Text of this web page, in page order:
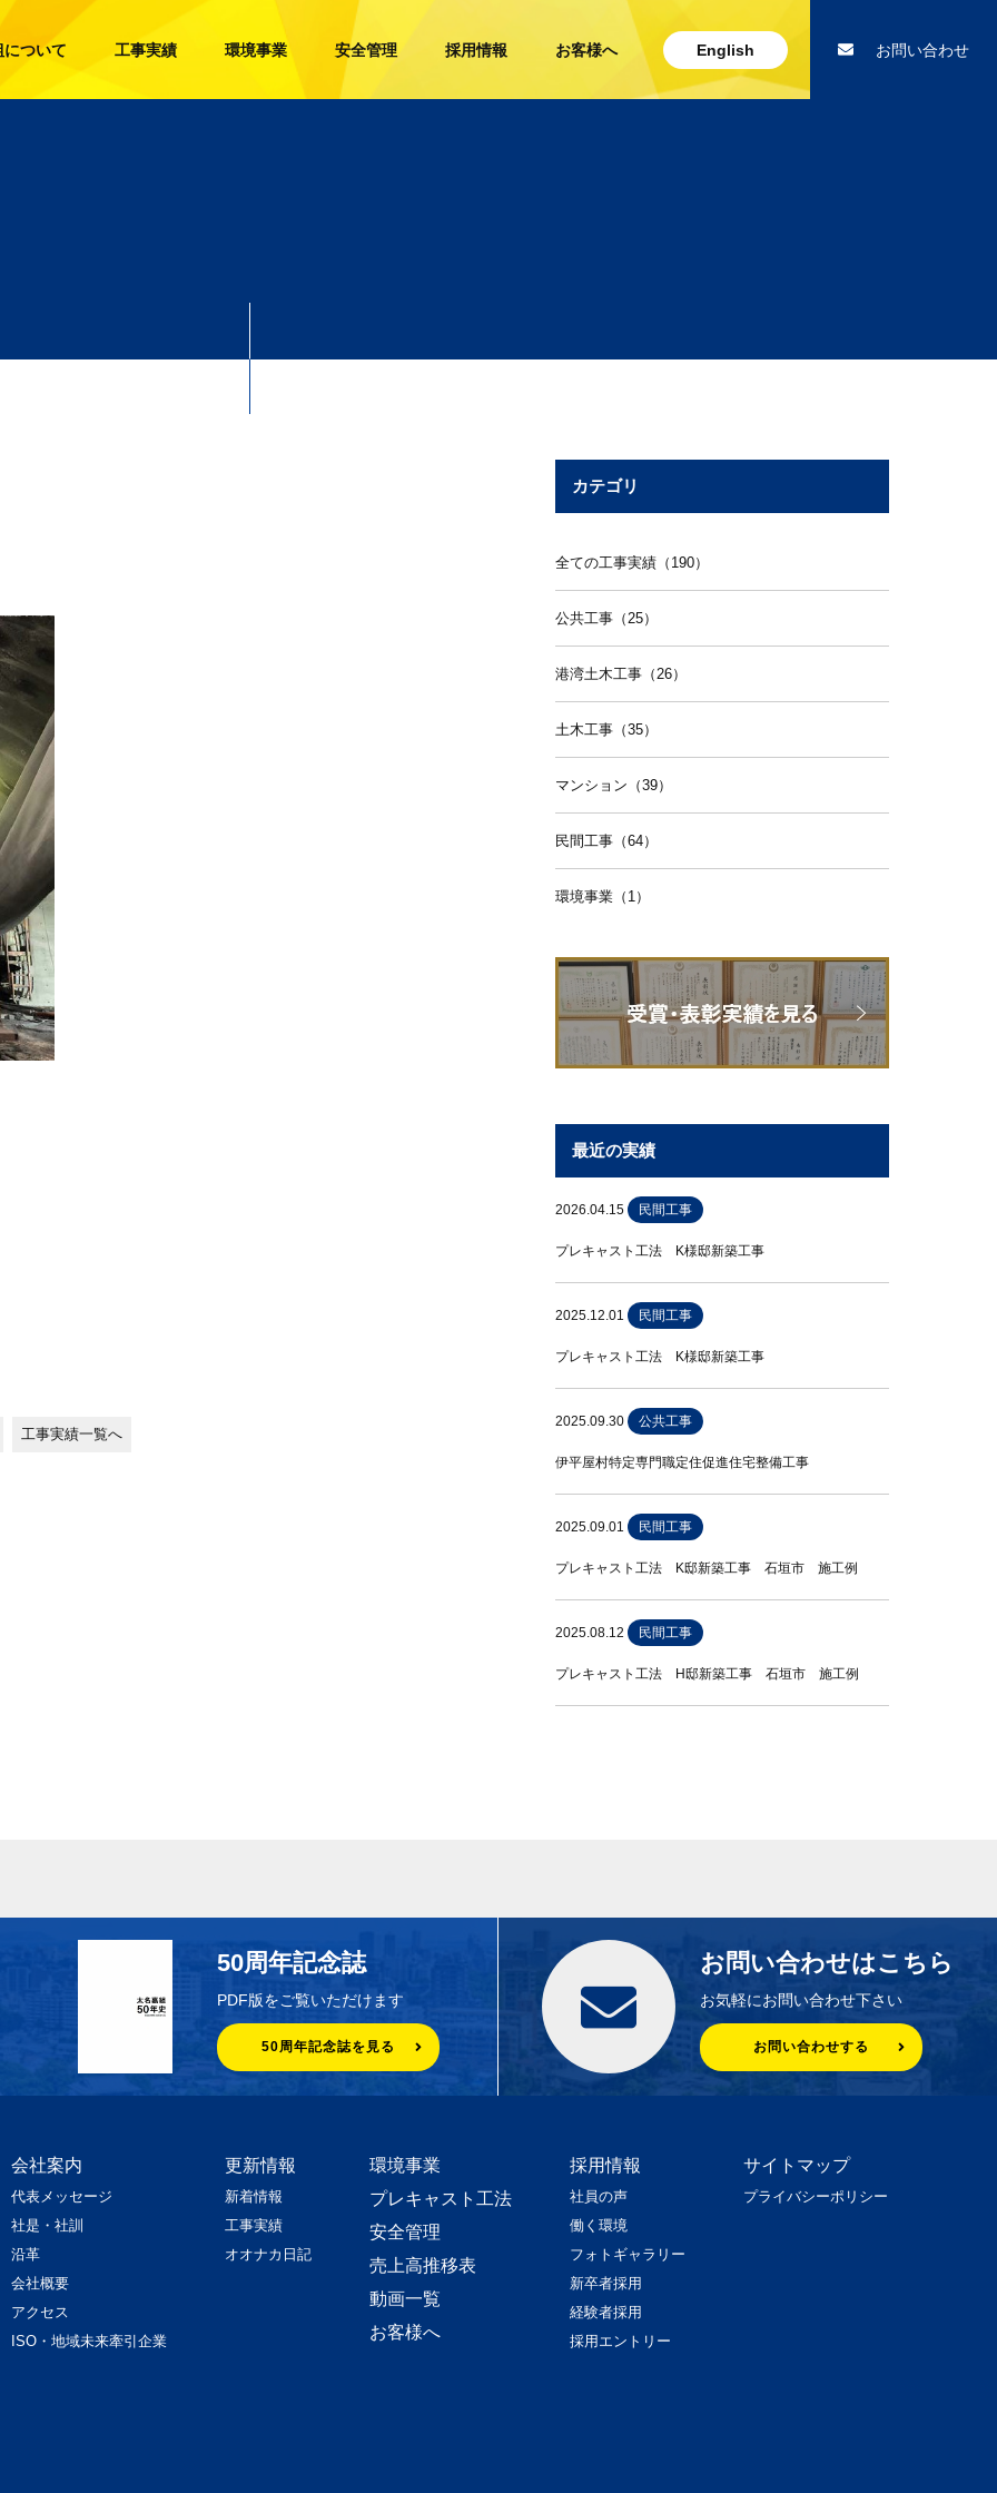
ついて 工事実績 環境事業 安全管理 採用情報 お客様へ English お問い合わせ
工事実績一覧へ
カテゴリ
全ての工事実績（190）
公共工事（25）
港湾土木工事（26）
土木工事（35）
マンション（39）
民間工事（64）
環境事業（1）
最近の実績
2026.04.15 民間工事
プレキャスト工法 K様邸新築工事
2025.12.01 民間工事
プレキャスト工法 K様邸新築工事
2025.09.30 公共工事
伊平屋村特定専門職定住促進住宅整備工事
2025.09.01 民間工事
プレキャスト工法 K邸新築工事 石垣市 施工例
2025.08.12 民間工事
プレキャスト工法 H邸新築工事 石垣市 施工例
50周年記念誌
PDF版をご覧いただけます
50周年記念誌を見る
お問い合わせはこちら
お気軽にお問い合わせ下さい
お問い合わせする
会社案内
代表メッセージ
社是・社訓
沿革
会社概要
アクセス
ISO・地域未来牽引企業
更新情報
新着情報
工事実績
オオナカ日記
環境事業
プレキャスト工法
安全管理
売上高推移表
動画一覧
お客様へ
採用情報
社員の声
働く環境
フォトギャラリー
新卒者採用
経験者採用
採用エントリー
サイトマップ
プライバシーポリシー